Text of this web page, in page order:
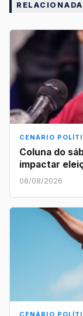
CENÁRIO
Coluna do
impactar
08/08/2026
CENÁRIO